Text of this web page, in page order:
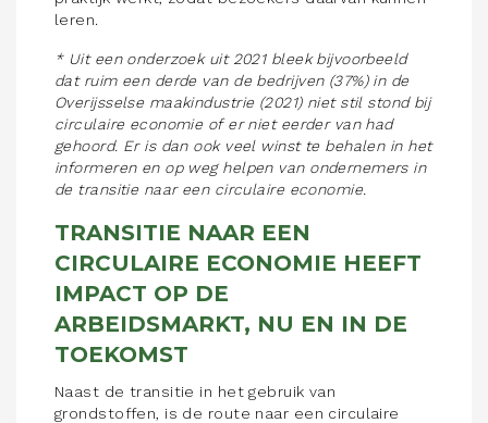
leren.
* Uit een onderzoek uit 2021 bleek bijvoorbeeld
dat ruim een derde van de bedrijven (37%) in de
Overijsselse maakindustrie (2021) niet stil stond bij
circulaire economie of er niet eerder van had
gehoord. Er is dan ook veel winst te behalen in het
informeren en op weg helpen van ondernemers in
de transitie naar een circulaire economie.
TRANSITIE NAAR EEN
CIRCULAIRE ECONOMIE HEEFT
IMPACT OP DE
ARBEIDSMARKT, NU EN IN DE
TOEKOMST
Naast de transitie in het gebruik van
grondstoffen, is de route naar een circulaire